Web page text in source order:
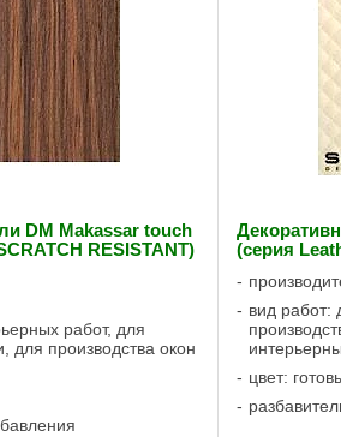
DM Makassar touch
RESISTANT)
работ, для
для производства окон
(серия
вид работ:
цвет: